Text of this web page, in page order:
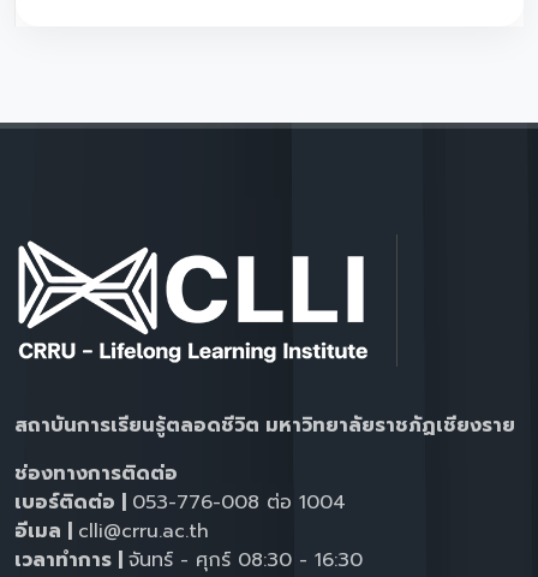
สถาบันการเรียนรู้ตลอดชีวิต มหาวิทยาลัยราชภัฏเชียงราย
ช่องทางการติดต่อ
เบอร์ติดต่อ | 053-776-008 ต่อ 1004
อีเมล | clli@crru.ac.th
เวลาทำการ | จันทร์ - ศุกร์ 08:30 - 16:30